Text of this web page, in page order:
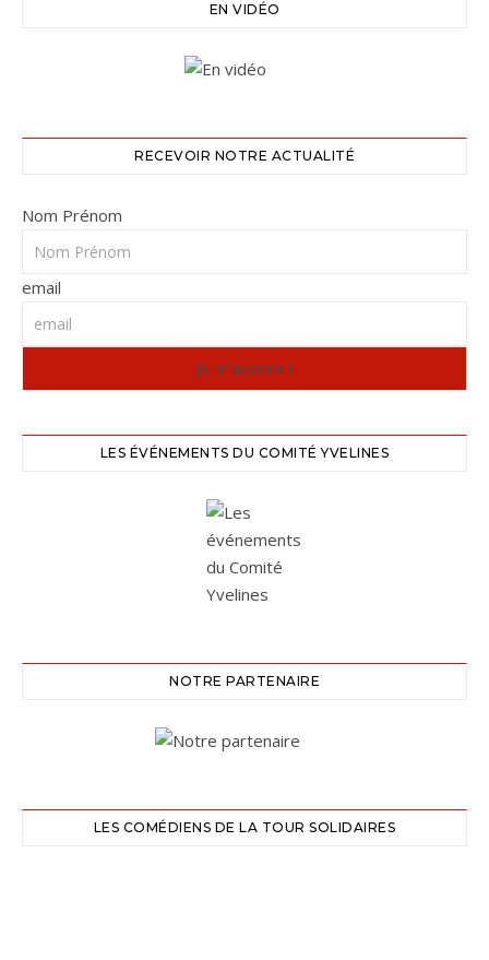
EN VIDÉO
RECEVOIR NOTRE ACTUALITÉ
Nom Prénom
email
LES ÉVÉNEMENTS DU COMITÉ YVELINES
NOTRE PARTENAIRE
LES COMÉDIENS DE LA TOUR SOLIDAIRES